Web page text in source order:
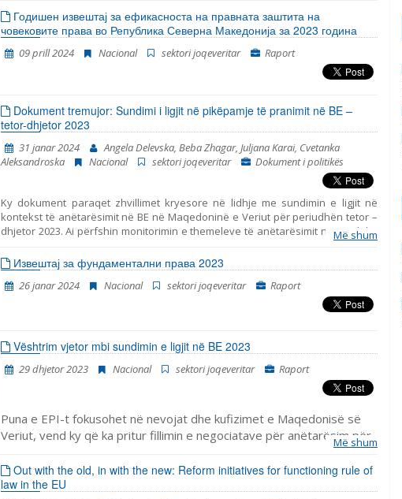
Годишен извештај за ефикасноста на правната заштита на
човековите права во Република Северна Македонија за 2023 година
09 prill 2024 Nacional sektori joqeveritar Raport
Dokument tremujor: Sundimi i ligjit në pikëpamje të pranimit në BE –
tetor-dhjetor 2023
31 janar 2024
Angela Delevska, Beba Zhagar, Juljana Karai, Cvetanka
Aleksandroska
Nacional sektori joqeveritar Dokument i politikës
Ky dokument paraqet zhvillimet kryesore në lidhje me sundimin e ligjit në
kontekst të anëtarësimit në BE në Maqedoninë e Veriut për periudhën tetor –
dhjetor 2023. Ai përfshin monitorimin e themeleve të anëtarësimit në BE, duke
përfshirë zhvillimet kryesore në funksionimin e institucioneve demokratike,
reformën e administratës publike dhe kapitullin 23: Gjyqësori dhe të drejtat
themelore.
Më shum
Извештај за фундаментални права 2023
26 janar 2024 Nacional sektori joqeveritar Raport
Vështrim vjetor mbi sundimin e ligjit në BE 2023
29 dhjetor 2023 Nacional sektori joqeveritar Raport
Puna e EPI-t fokusohet në nevojat dhe kufizimet e Maqedonisë së
Veriut, vend ky që ka pritur fillimin e negociatave për anëtarësim për
më shumë se një dekadë, e që ka përjetuar edhe rënie të mbështet
Më shum
Out with the old, in with the new: Reform initiatives for functioning rule of
law in the EU